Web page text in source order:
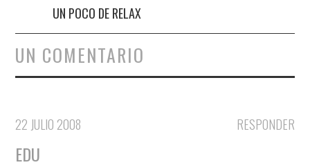
UN POCO DE RELAX
UN COMENTARIO
RESPONDER
22 JULIO 2008
EDU